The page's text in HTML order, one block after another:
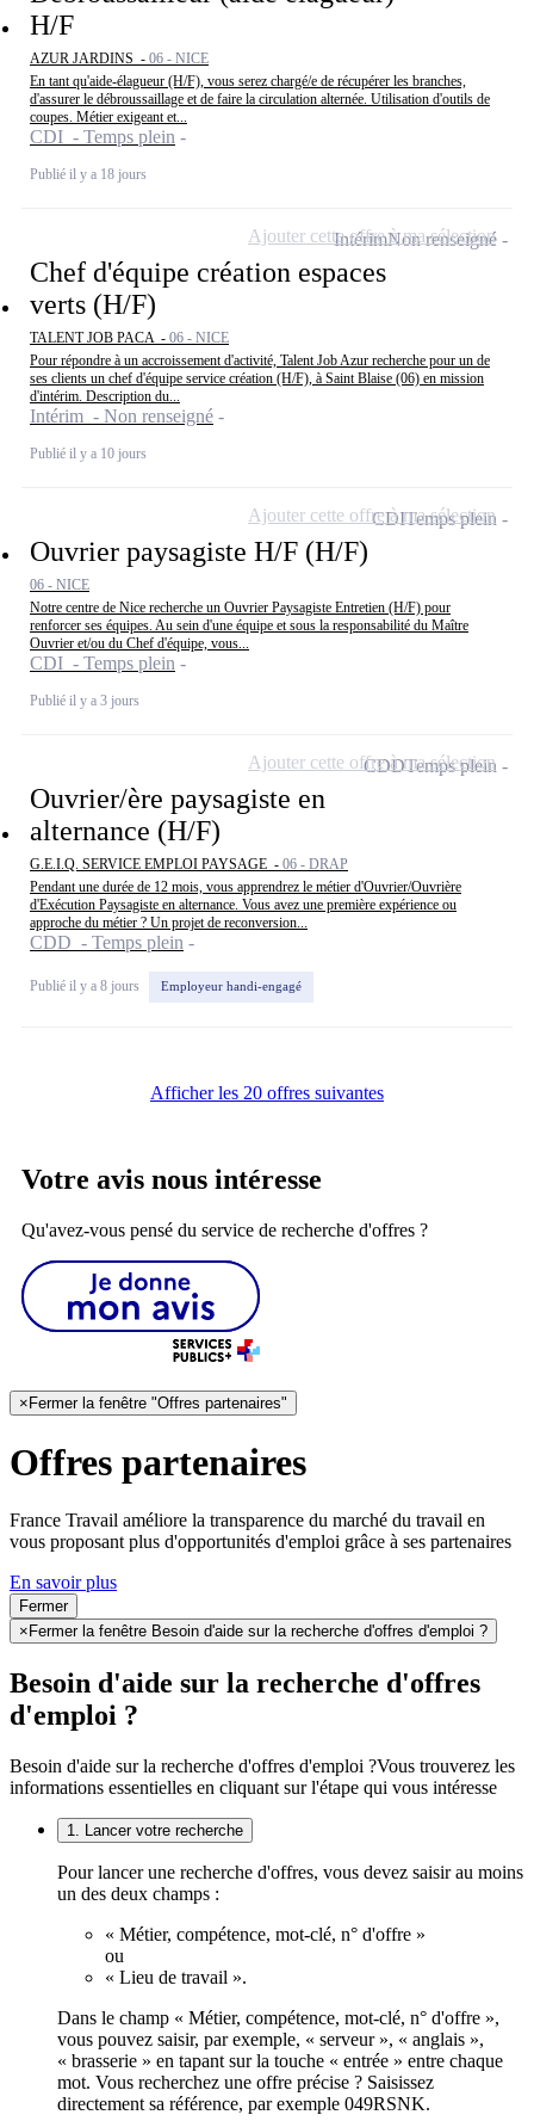
H/F
AZUR JARDINS - 06 - NICE
En tant qu'aide-élagueur (H/F), vous serez chargé/e de récupérer les branches,
d'assurer le débroussaillage et de faire la circulation alternée. Utilisation d'outils de
coupes. Métier exigeant et...
CDI - Temps plein
Publié il y a 18 jours
Chef d'équipe création espaces
verts (H/F)
TALENT JOB PACA - 06 - NICE
Pour répondre à un accroissement d'activité, Talent Job Azur recherche pour un de
ses clients un chef d'équipe service création (H/F), à Saint Blaise (06) en mission
d'intérim. Description du...
Intérim - Non renseigné
Publié il y a 10 jours
IntérimNon renseigné
Ajouter cette offre à ma sélection
Ouvrier paysagiste H/F (H/F)
06 - NICE
Notre centre de Nice recherche un Ouvrier Paysagiste Entretien (H/F) pour
renforcer ses équipes. Au sein d'une équipe et sous la responsabilité du Maître
Ouvrier et/ou du Chef d'équipe, vous...
CDI - Temps plein
Publié il y a 3 jours
CDITemps plein
Ajouter cette offre à ma sélection
Ouvrier/ère paysagiste en
alternance (H/F)
G.E.I.Q. SERVICE EMPLOI PAYSAGE - 06 - DRAP
Pendant une durée de 12 mois, vous apprendrez le métier d'Ouvrier/Ouvrière
d'Exécution Paysagiste en alternance. Vous avez une première expérience ou
approche du métier ? Un projet de reconversion...
CDD - Temps plein
Publié il y a 8 jours Employeur handi-engagé
CDDTemps plein
Ajouter cette offre à ma sélection
Afficher les 20 offres suivantes
Votre avis nous intéresse
Qu'avez-vous pensé du service de recherche d'offres ?
×Fermer la fenêtre "Offres partenaires"
Offres partenaires
France Travail améliore la transparence du marché du travail en
vous proposant plus d'opportunités d'emploi grâce à ses partenaires
En savoir plus
Fermer
× Fermer la fenêtre Besoin d'aide sur la recherche d'offres d'emploi ?
Besoin d'aide sur la recherche d'offres
d'emploi ?
Besoin d'aide sur la recherche d'offres d'emploi ?Vous trouverez les
informations essentielles en cliquant sur l'étape qui vous intéresse
1. Lancer votre recherche
Pour lancer une recherche d'offres, vous devez saisir au moins
un des deux champs :
« Métier, compétence, mot-clé, n° d'offre »
ou
« Lieu de travail ».
Dans le champ « Métier, compétence, mot-clé, n° d'offre »,
vous pouvez saisir, par exemple, « serveur », « anglais »,
« brasserie » en tapant sur la touche « entrée » entre chaque
mot. Vous recherchez une offre précise ? Saisissez
directement sa référence, par exemple 049RSNK.